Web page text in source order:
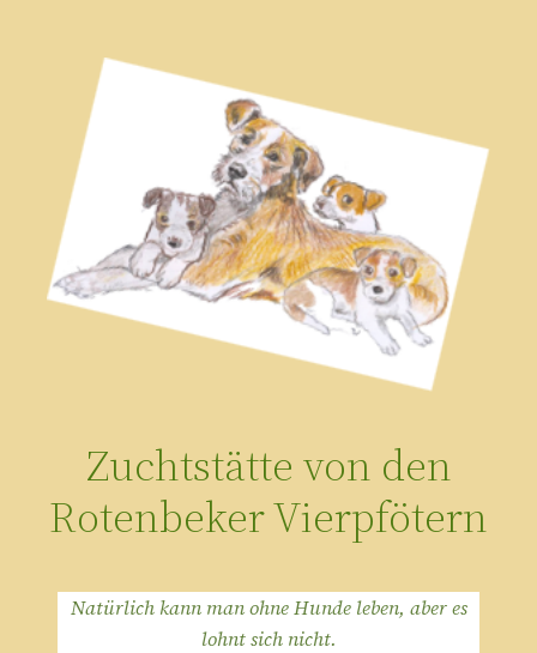
Zuchtstätte von den
Rotenbeker Vierpfötern
Natürlich kann man ohne Hunde leben, aber es
lohnt sich nicht.